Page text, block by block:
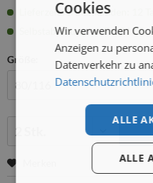
Lieferzeit Firmenkunden: 12
Selbstabholung: ab Fr.,
Größe:
Cookies
Wir verwenden
Anzeigen zu
Datenverkehr zu
ALLE
ALLE